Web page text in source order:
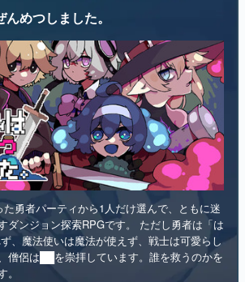
めつしました。
た勇者パーティから1人だけ選んで、ともに迷
ダンジョン探索RPGです。 ただし勇者は「は
、魔法使いは魔法が使えず、戦士は可愛らし
僧侶は██を崇拝しています。誰を救うのかを